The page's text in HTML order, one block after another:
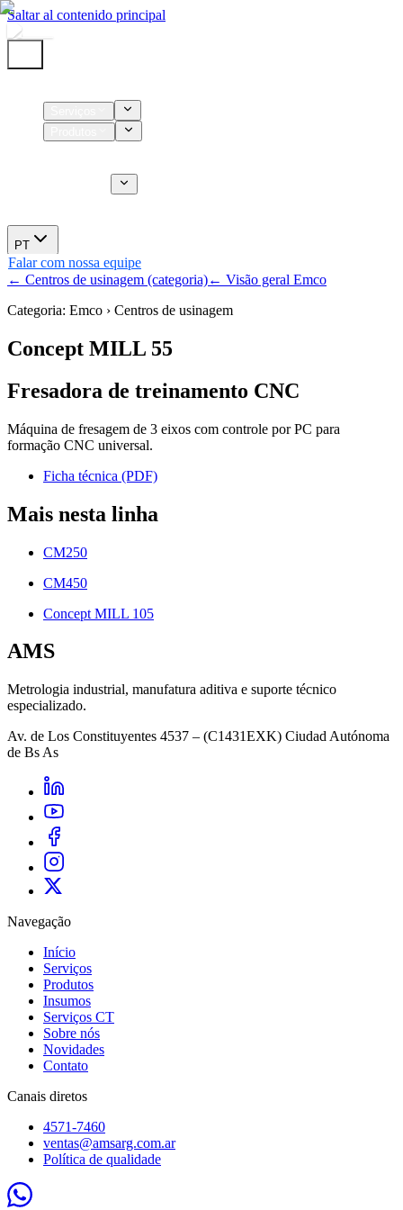
Saltar al contenido principal
PT
Falar com nossa equipe
← Centros de usinagem (categoria)← Visão geral Emco
Categoria: Emco › Centros de usinagem
Concept MILL 55
Fresadora de treinamento CNC
Máquina de fresagem de 3 eixos com controle por PC para
formação CNC universal.
Ficha técnica (PDF)
Mais nesta linha
CM250
CM450
Concept MILL 105
AMS
Metrologia industrial, manufatura aditiva e suporte técnico
especializado.
Av. de Los Constituyentes 4537 – (C1431EXK) Ciudad Autónoma
de Bs As
Navegação
Início
Serviços
Produtos
Insumos
Serviços CT
Sobre nós
Novidades
Contato
Canais diretos
4571-7460
ventas@amsarg.com.ar
Política de qualidade